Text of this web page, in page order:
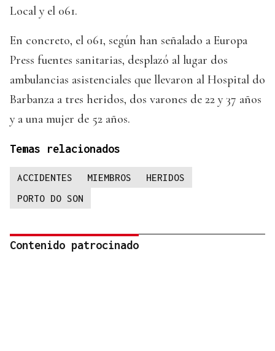
Local y el 061.
En concreto, el 061, según han señalado a Europa
Press fuentes sanitarias, desplazó al lugar dos
ambulancias asistenciales que llevaron al Hospital do
Barbanza a tres heridos, dos varones de 22 y 37 años
y a una mujer de 52 años.
Temas relacionados
ACCIDENTES MIEMBROS
HERIDOS
PORTO DO SON
Contenido patrocinado